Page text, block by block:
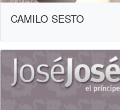
CAMILO SESTO